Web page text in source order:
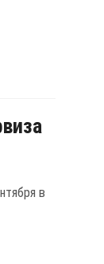
в